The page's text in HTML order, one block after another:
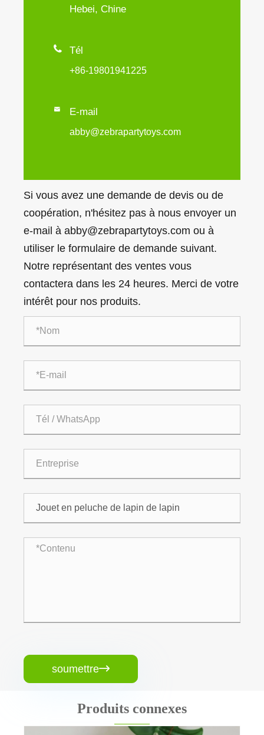
Hebei, Chine
 Tél
+86-19801941225
 E-mail
abby@zebrapartytoys.com
Si vous avez une demande de devis ou de
coopération, n'hésitez pas à nous envoyer un
e-mail à abby@zebrapartytoys.com ou à
utiliser le formulaire de demande suivant.
Notre représentant des ventes vous
contactera dans les 24 heures. Merci de votre
intérêt pour nos produits.
soumettre
Produits connexes